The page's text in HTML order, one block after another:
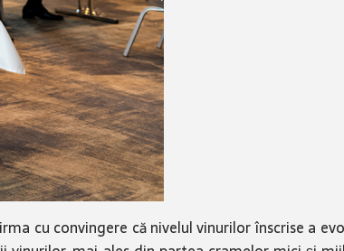
cu convingere că nivelul vinurilor înscrise a